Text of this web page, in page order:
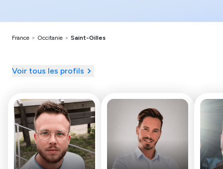
France > Occitanie > Saint-Gilles
Voir tous les profils